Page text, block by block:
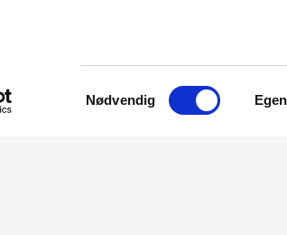
Samtykkevalg
Nødvendig
Meldingen var en del av Kraft- og